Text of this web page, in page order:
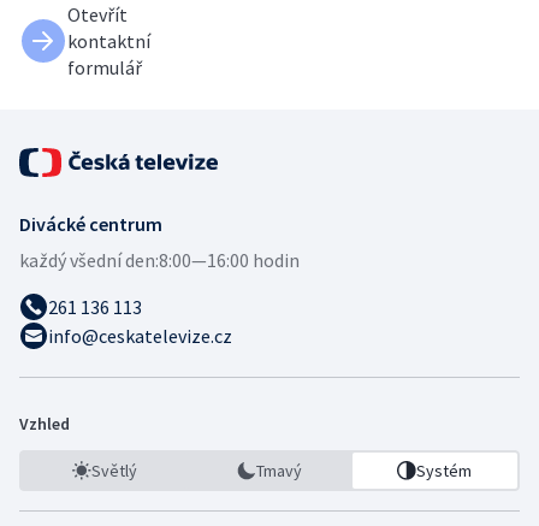
Otevřít
kontaktní
formulář
Divácké centrum
každý všední den:8:00—16:00 hodin
261 136 113
info@ceskatelevize.cz
Vzhled
Světlý Tmavý Systém